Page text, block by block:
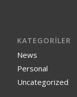
KATEGORILER
News
Personal
Uncategorized